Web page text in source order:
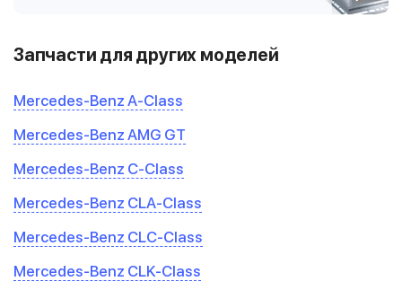
Запчасти для других моделей
Mercedes-Benz A-Class
Mercedes-Benz AMG GT
Mercedes-Benz C-Class
Mercedes-Benz CLA-Class
Mercedes-Benz CLC-Class
Mercedes-Benz CLK-Class